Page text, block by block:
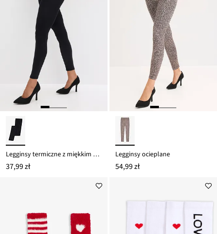
Legginsy termiczne z miękkim polarem 140 DEN
37,99 zł
Legginsy ocieplane
54,99 zł